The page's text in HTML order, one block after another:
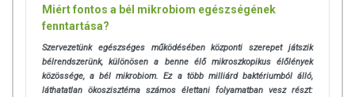
*CFU: telepképző egység
(hűtés nélkül)
TOVÁBBI TUDNIVALÓK
Miért fontos a bél mikrobiom egészségének
fenntartása?
Szervezetünk egészséges működésében központi szerepet játszik
bélrendszerünk, különösen a benne élő mikroszkopikus élőlények
közössége, a bél mikrobiom. Ez a több milliárd baktériumból álló,
láthatatlan ökoszisztéma számos élettani folyamatban vesz részt: